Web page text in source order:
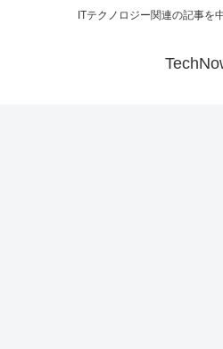
ITテクノロジー関連の記事を